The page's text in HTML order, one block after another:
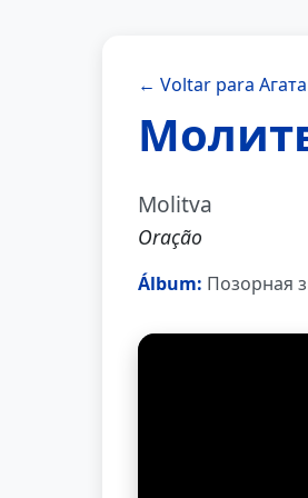
← Voltar para
Molitva
Oração
Álbum: Позорная